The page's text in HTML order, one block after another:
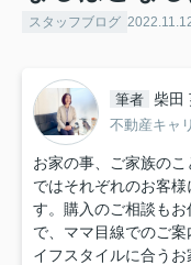
スタッフブログ
筆者 柴田
不動産キャ
お家の事、ご家族の
ではそれぞれのお客
す。購入のご相談も
で、ママ目線でのご
イフスタイルに合うお